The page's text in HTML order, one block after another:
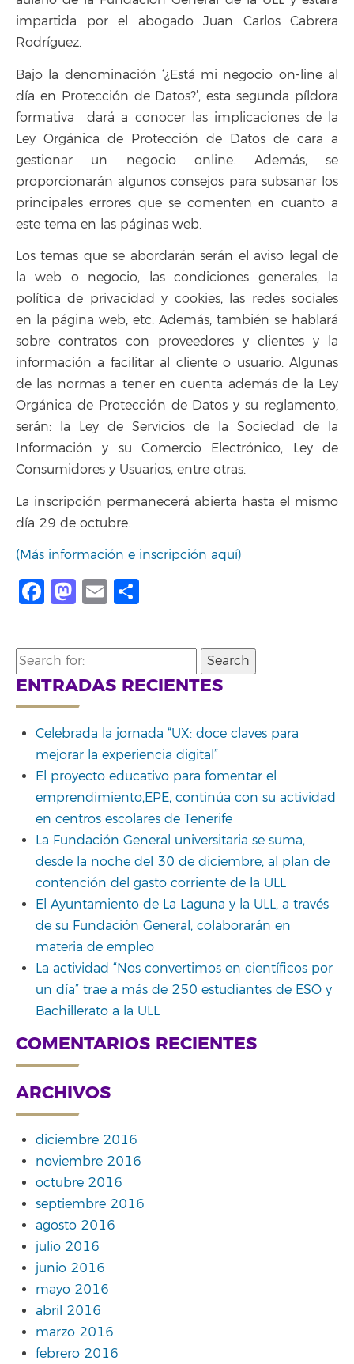
impartida por el abogado Juan Carlos Cabrera
Rodríguez.
Bajo la denominación ‘¿Está mi negocio on-line al
día en Protección de Datos?’, esta segunda píldora
formativa dará a conocer las implicaciones de la
Ley Orgánica de Protección de Datos de cara a
gestionar un negocio online. Además, se
proporcionarán algunos consejos para subsanar los
principales errores que se comenten en cuanto a
este tema en las páginas web.
Los temas que se abordarán serán el aviso legal de
la web o negocio, las condiciones generales, la
política de privacidad y cookies, las redes sociales
en la página web, etc. Además, también se hablará
sobre contratos con proveedores y clientes y la
información a facilitar al cliente o usuario. Algunas
de las normas a tener en cuenta además de la Ley
Orgánica de Protección de Datos y su reglamento,
serán: la Ley de Servicios de la Sociedad de la
Información y su Comercio Electrónico, Ley de
Consumidores y Usuarios, entre otras.
La inscripción permanecerá abierta hasta el mismo
día 29 de octubre.
(Más información e inscripción aquí)
Facebook
Mastodon
Email
Search
for:
ENTRADAS RECIENTES
Celebrada la jornada “UX: doce claves para
mejorar la experiencia digital”
El proyecto educativo para fomentar el
emprendimiento,EPE, continúa con su actividad
en centros escolares de Tenerife
La Fundación General universitaria se suma,
desde la noche del 30 de diciembre, al plan de
contención del gasto corriente de la ULL
El Ayuntamiento de La Laguna y la ULL, a través
de su Fundación General, colaborarán en
materia de empleo
La actividad “Nos convertimos en científicos por
un día” trae a más de 250 estudiantes de ESO y
Bachillerato a la ULL
COMENTARIOS RECIENTES
ARCHIVOS
diciembre 2016
noviembre 2016
octubre 2016
septiembre 2016
agosto 2016
julio 2016
junio 2016
mayo 2016
abril 2016
marzo 2016
febrero 2016